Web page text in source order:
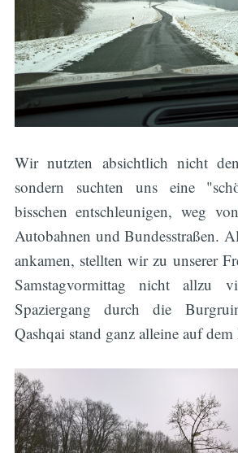
Wir nutzten absichtlich nicht
sondern suchten uns eine
bisschen entschleunigen, weg
Autobahnen und Bundesstraßen.
ankamen, stellten wir zu unserer
Samstagvormittag nicht allzu
Spaziergang durch die
Qashqai stand ganz alleine auf